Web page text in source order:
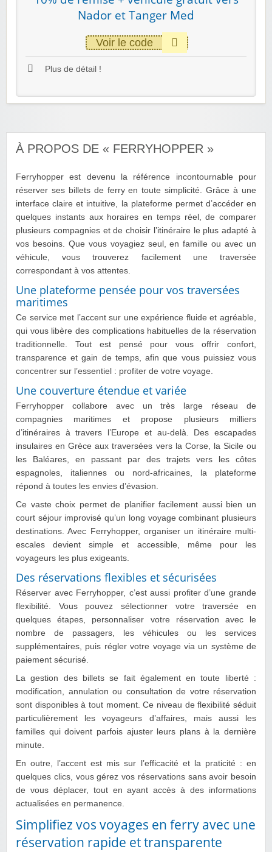
Nador et Tanger Med
Voir le code
Plus de détail !
À PROPOS DE « FERRYHOPPER »
Ferryhopper est devenu la référence incontournable pour
réserver ses billets de ferry en toute simplicité. Grâce à une
interface claire et intuitive, la plateforme permet d’accéder en
quelques instants aux horaires en temps réel, de comparer
plusieurs compagnies et de choisir l’itinéraire le plus adapté à
vos besoins. Que vous voyagiez seul, en famille ou avec un
véhicule, vous trouverez facilement une traversée
correspondant à vos attentes.
Une plateforme pensée pour vos traversées
maritimes
Ce service met l’accent sur une expérience fluide et agréable,
qui vous libère des complications habituelles de la réservation
traditionnelle. Tout est pensé pour vous offrir confort,
transparence et gain de temps, afin que vous puissiez vous
concentrer sur l’essentiel : profiter de votre voyage.
Une couverture étendue et variée
Ferryhopper collabore avec un très large réseau de
compagnies maritimes et propose plusieurs milliers
d’itinéraires à travers l’Europe et au-delà. Des escapades
insulaires en Grèce aux traversées vers la Corse, la Sicile ou
les Baléares, en passant par des trajets vers les côtes
espagnoles, italiennes ou nord-africaines, la plateforme
répond à toutes les envies d’évasion.
Ce vaste choix permet de planifier facilement aussi bien un
court séjour improvisé qu’un long voyage combinant plusieurs
destinations. Avec Ferryhopper, organiser un itinéraire multi-
escales devient simple et accessible, même pour les
voyageurs les plus exigeants.
Des réservations flexibles et sécurisées
Réserver avec Ferryhopper, c’est aussi profiter d’une grande
flexibilité. Vous pouvez sélectionner votre traversée en
quelques étapes, personnaliser votre réservation avec le
nombre de passagers, les véhicules ou les services
supplémentaires, puis régler votre voyage via un système de
paiement sécurisé.
La gestion des billets se fait également en toute liberté :
modification, annulation ou consultation de votre réservation
sont disponibles à tout moment. Ce niveau de flexibilité séduit
particulièrement les voyageurs d’affaires, mais aussi les
familles qui doivent parfois ajuster leurs plans à la dernière
minute.
En outre, l’accent est mis sur l’efficacité et la praticité : en
quelques clics, vous gérez vos réservations sans avoir besoin
de vous déplacer, tout en ayant accès à des informations
actualisées en permanence.
Simplifiez vos voyages en ferry avec une
réservation rapide et transparente